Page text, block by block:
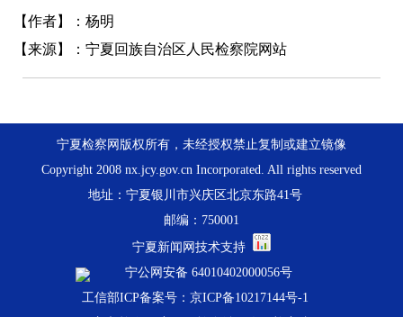
【作者】：杨明
【来源】：宁夏回族自治区人民检察院网站
宁夏检察网版权所有，未经授权禁止复制或建立镜像
Copyright 2008 nx.jcy.gov.cn Incorporated. All rights reserved
地址：宁夏银川市兴庆区北京东路41号
邮编：750001
宁夏新闻网技术支持
宁公网安备 64010402000056号
工信部ICP备案号：京ICP备10217144号-1